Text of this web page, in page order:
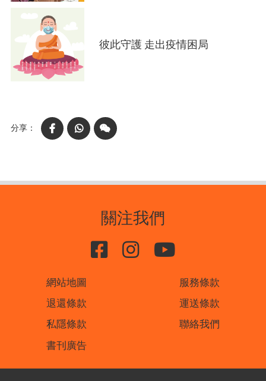
彼此守護 走出疫情困局
FacebookWhatsAppWeChat
關注我們
網站地圖
服務條款
退還條款
運送條款
私隱條款
聯絡我們
書刊廣告